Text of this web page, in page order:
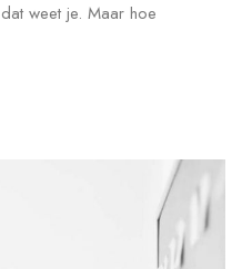
weet je. Maar hoe